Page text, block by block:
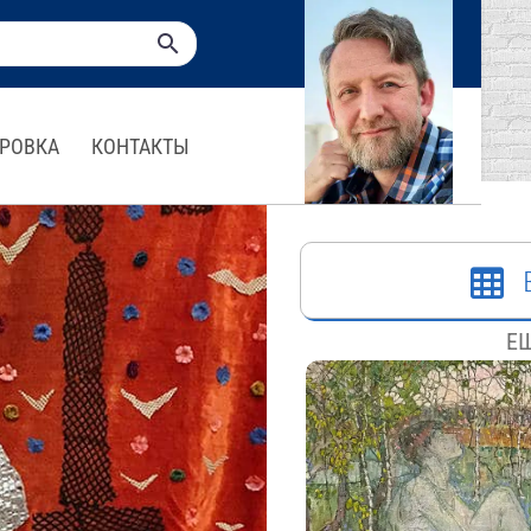
КОНТАКТЫ